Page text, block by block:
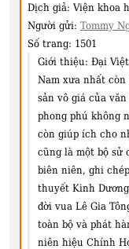
Dịch giả: Viện khoa
Người gửi: Tommy
Số trang: 1501
Giới thiệu: Đại
Nam xưa nhất
sản vô giá của
phong phú không
còn giúp ích cho
cũng là một bộ sử
biên niên, ghi
thuyết Kinh Dương
đời vua Lê Gia
toàn bộ và phát
niên hiệu Chính